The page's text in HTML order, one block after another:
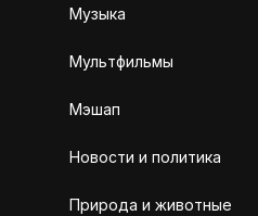
Музыка
Мультфильмы
Мэшап
Новости и политика
Природа и животные